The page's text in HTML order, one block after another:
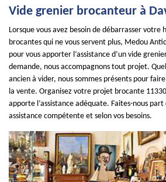
Vide grenier brocanteur à
Lorsque vous avez besoin de débarrasser votre
brocantes qui ne vous servent plus, Medou
pour vous apporter l’assistance d’un vide
demande, nous accompagnons tout projet.
ancien à vider, nous sommes présents pour
la vente. Organisez votre projet brocante
apporte l’assistance adéquate. Faites-nous
assistance compétente et selon vos besoins.